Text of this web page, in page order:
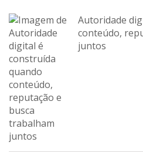
Autoridade
conteúdo,
juntos